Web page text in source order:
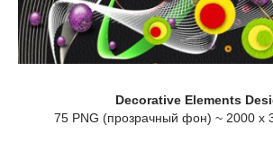
Decorative Elements
75 PNG (прозрачный фон) ~ 2000 x